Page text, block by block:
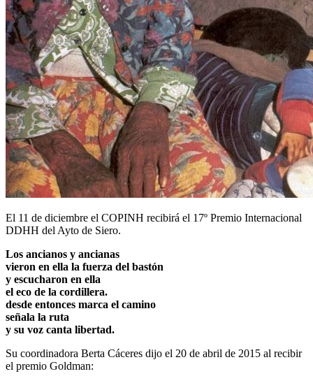
El 11 de diciembre el COPINH recibirá el 17º Premio Internacional
DDHH del Ayto de Siero.
Los ancianos y ancianas
vieron en ella la fuerza del bastón
y escucharon en ella
el eco de la cordillera.
desde entonces marca el camino
señala la ruta
y su voz canta libertad.
Su coordinadora Berta Cáceres dijo el 20 de abril de 2015 al recibir
el premio Goldman: